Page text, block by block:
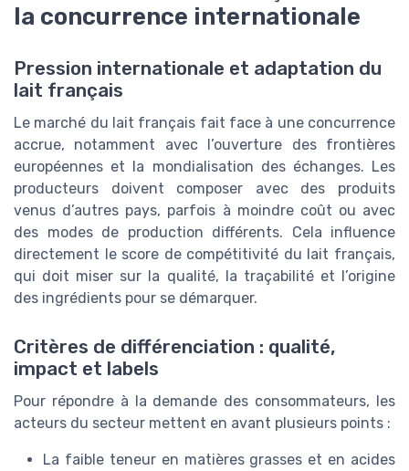
la concurrence internationale
Pression internationale et adaptation du
lait français
Le marché du lait français fait face à une concurrence
accrue, notamment avec l’ouverture des frontières
européennes et la mondialisation des échanges. Les
producteurs doivent composer avec des produits
venus d’autres pays, parfois à moindre coût ou avec
des modes de production différents. Cela influence
directement le score de compétitivité du lait français,
qui doit miser sur la qualité, la traçabilité et l’origine
des ingrédients pour se démarquer.
Critères de différenciation : qualité,
impact et labels
Pour répondre à la demande des consommateurs, les
acteurs du secteur mettent en avant plusieurs points :
La faible teneur en matières grasses et en acides